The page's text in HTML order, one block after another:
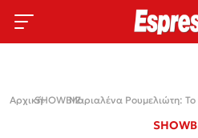
Αρχική›
SHOWBIZ›